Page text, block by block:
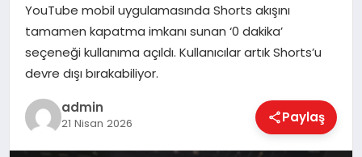
EKONOMI
MAGAZIN
YouTube mobil uygulamasında Shorts akışını
tamamen kapatma imkanı sunan ‘0 dakika’
seçeneği kullanıma açıldı. Kullanıcılar artık Shorts’u
devre dışı bırakabiliyor.
admin
21 Nisan 2026 Paylaş